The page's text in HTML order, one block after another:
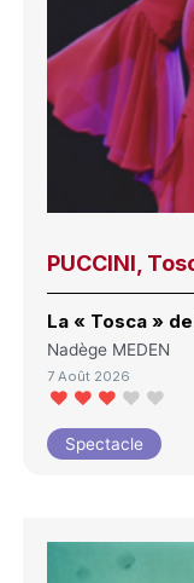
PUCCINI,
La « Tosca »
Nadège MEDEN
7 Août 2026
Spectacle